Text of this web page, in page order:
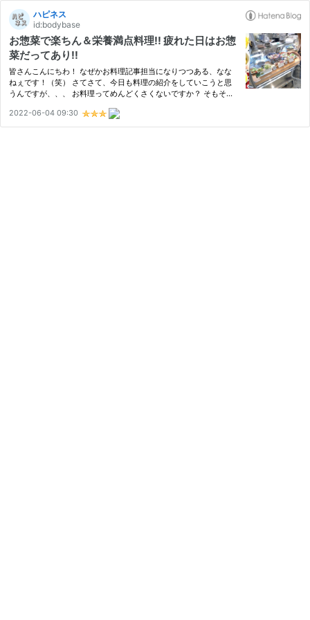
ハピネス
id:bodybase
お惣菜で楽ちん＆栄養満点料理!! 疲れた日はお惣
菜だってあり!!
皆さんこんにちわ！ なぜかお料理記事担当になりつつある、なな
ねぇです！（笑） さてさて、今日も料理の紹介をしていこうと思
うんですが、、、 お料理ってめんどくさくないですか？ そもそ
ンオペ＆ワーママななねぇの場合 仕事終わりに息子のお迎えに行
って…
2022-06-04 09:30